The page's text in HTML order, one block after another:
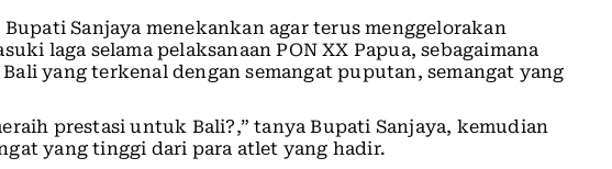
Sanjaya menekankan agar terus menggelorakan
laga selama pelaksanaan PON XX Papua, sebagaimana
yang terkenal dengan semangat puputan, semangat yang
prestasi untuk Bali?,” tanya Bupati Sanjaya, kemudian
yang tinggi dari para atlet yang hadir.